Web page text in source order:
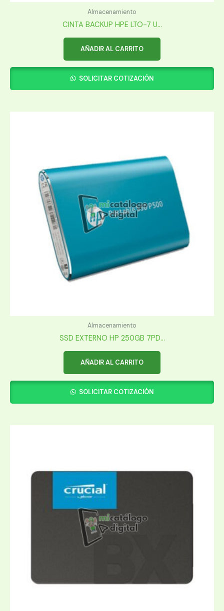
Almacenamiento
CINTA BACKUP HPE LTO-7 U...
AÑADIR AL CARRITO
SOLICITAR COTIZACIÓN
Almacenamiento
SSD EXTERNO HP 250GB 7PD...
AÑADIR AL CARRITO
SOLICITAR COTIZACIÓN